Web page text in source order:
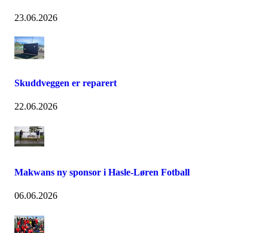
23.06.2026
Skuddveggen er reparert
22.06.2026
Makwans ny sponsor i Hasle-Løren Fotball
06.06.2026